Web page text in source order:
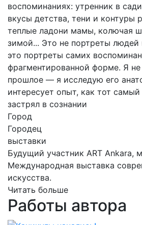
воспоминаниях: утренник в
вкусы детства, тени и контуры
теплые ладони мамы, колючая
зимой... Это не портреты
это портреты самих
фрагментированной форме. Я
прошлое — я исследую его
интересует опыт, как тот
застрял в сознании
Город
Городец
выставки
Будущий участник ART Ankara,
Международная выставка
искусства.
Читать больше
Работы автора